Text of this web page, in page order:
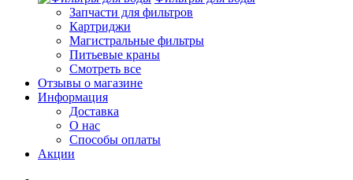
Запчасти для фильтров
Картриджи
Магистральные фильтры
Питьевые краны
Смотреть все
Отзывы о магазине
Информация
Доставка
О нас
Способы оплаты
Акции